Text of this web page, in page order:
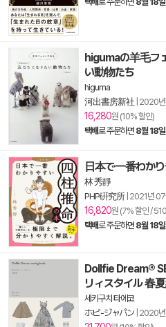
higumaの羊毛フ
い動物たち
higuma
河出書房新社 2020
16,280원 (10% 할인)
택배로 주문하면 8월 18
日本で一番わか
林 秀靜
PHP硏究所| 2021년
16,820원 (7% 할인 /
택배로 주문하면 8월 18
Dollfie Dream®
リィスタイル 春
세키구치 타에코
ホビ-ジャパン| 2020